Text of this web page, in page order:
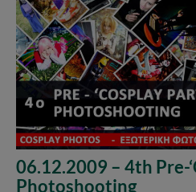
06.12.2009 – 4th Pre-
Photoshooting